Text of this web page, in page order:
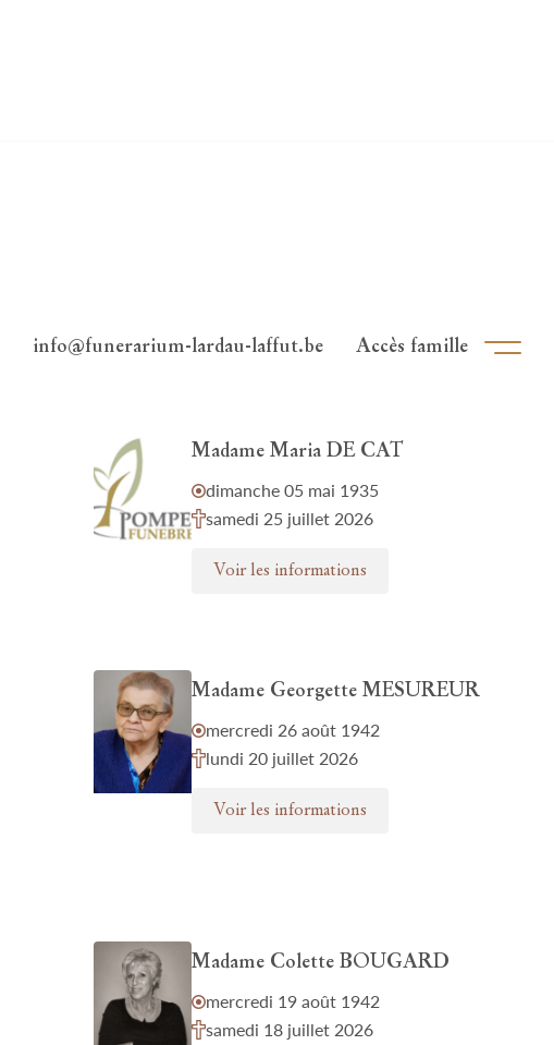
info@funerarium-lardau-laffut.be Accès famille
Madame Maria DE CAT
dimanche 05 mai 1935
samedi 25 juillet 2026
Voir les informations
Madame Georgette MESUREUR
mercredi 26 août 1942
lundi 20 juillet 2026
Voir les informations
Madame Colette BOUGARD
mercredi 19 août 1942
samedi 18 juillet 2026